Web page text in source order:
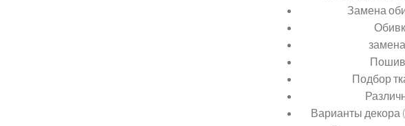
Замена
Пошив
Подбор
Варианты декора